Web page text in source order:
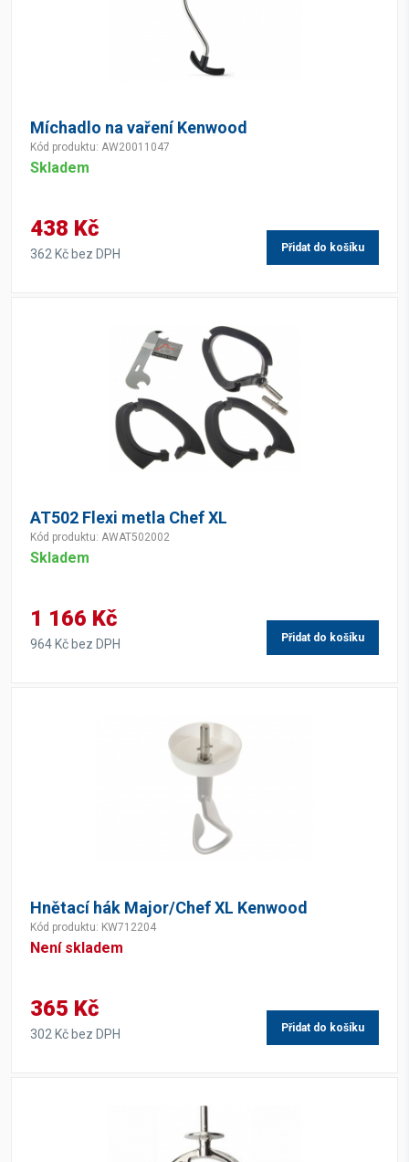
Míchadlo na vaření Kenwood
Kód produktu: AW20011047
Skladem
438 Kč
362 Kč bez DPH Přidat do košíku
AT502 Flexi metla Chef XL
Kód produktu: AWAT502002
Skladem
1 166 Kč
964 Kč bez DPH Přidat do košíku
Hnětací hák Major/Chef XL Kenwood
Kód produktu: KW712204
Není skladem
365 Kč
302 Kč bez DPH Přidat do košíku